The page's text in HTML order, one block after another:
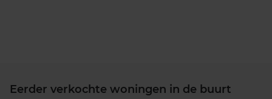
Eerder verkochte woningen in de buurt